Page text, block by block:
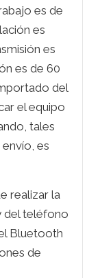
es de
es
es
es de 60
del
el equipo
tales
es
realizar la
del teléfono
Bluetooth
de